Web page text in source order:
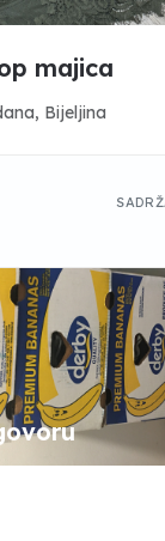
majica
Bijeljina